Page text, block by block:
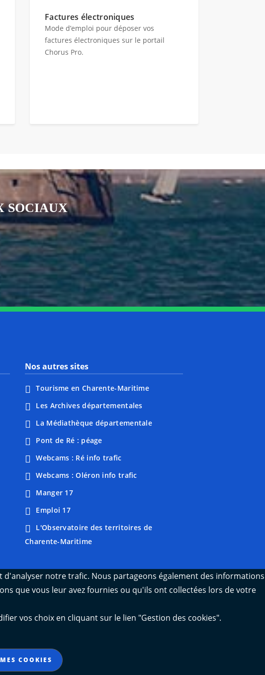
Factures électroniques
Mode d’emploi pour déposer vos
factures électroniques sur le portail
Chorus Pro.
SOCIAUX
Tiktok
page Linkedin
Notre page Youtube
Nos autres sites
Tourisme en Charente-Maritime
Les Archives départementales
La Médiathèque départementale
Pont de Ré : péage
Webcams : Ré info trafic
Webcams : Oléron info trafic
Manger 17
Emploi 17
L'Observatoire des territoires de
Charente-Maritime
notre trafic. Nous partageons également des informations
que vous leur avez fournies ou qu'ils ont collectées lors de votre
vos choix en cliquant sur le lien "Gestion des cookies".
COOKIES